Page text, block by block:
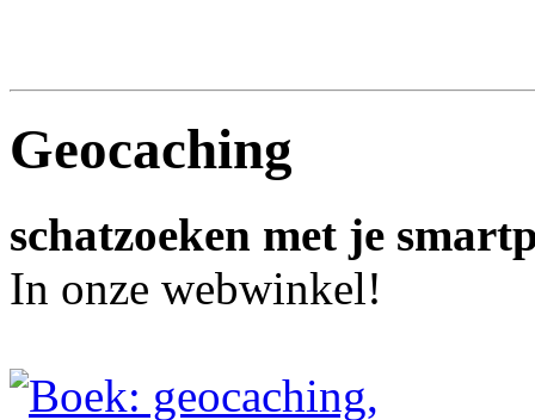
Geocaching
schatzoeken met je
In onze webwinkel!